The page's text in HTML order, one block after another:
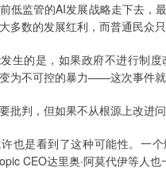
低监管的AI发展战略走下去，
多数的发展红利，而普通民众
生的是，如果政府不进行制
为不可控的暴力——这次事件就
批判，但如果不从根源上改进问
也是看到了这种可能性。一
CEO达里奥·阿莫代伊等人